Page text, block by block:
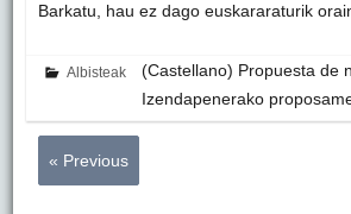
Barkatu, hau ez dago euskararaturik
Albisteak
(Castellano) Propuesta de
Izendapenerako
« Previous